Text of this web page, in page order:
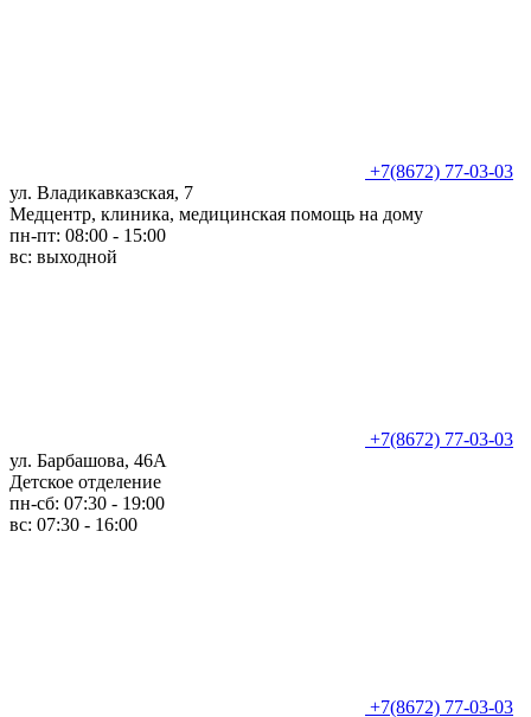
+7(8672) 77-03-03
ул. Владикавказская, 7
Медцентр, клиника, медицинская помощь на дому
пн-пт: 08:00 - 15:00
вс: выходной
+7(8672) 77-03-03
ул. Барбашова, 46А
Детское отделение
пн-сб: 07:30 - 19:00
вс: 07:30 - 16:00
+7(8672) 77-03-03